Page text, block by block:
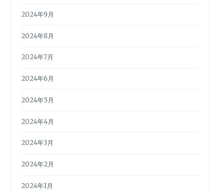
2024年9月
2024年8月
2024年7月
2024年6月
2024年5月
2024年4月
2024年3月
2024年2月
2024年1月